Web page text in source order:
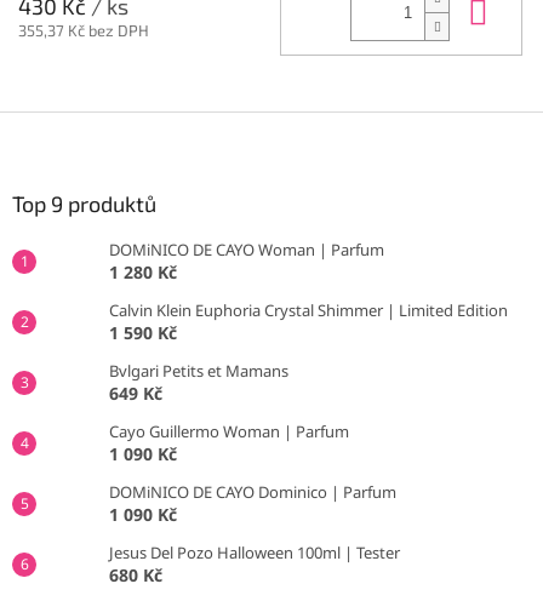
430 Kč / ks
355,37 Kč bez DPH
Top 9 produktů
DOMiNICO DE CAYO Woman | Parfum
1 280 Kč
Calvin Klein Euphoria Crystal Shimmer | Limited Edition
1 590 Kč
Bvlgari Petits et Mamans
649 Kč
Cayo Guillermo Woman | Parfum
1 090 Kč
DOMiNICO DE CAYO Dominico | Parfum
1 090 Kč
Jesus Del Pozo Halloween 100ml | Tester
680 Kč